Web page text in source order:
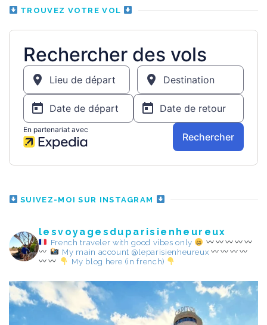
TROUVEZ VOTRE VOL
SUIVEZ-MOI SUR INSTAGRAM
lesvoyagesduparisienheureux
French traveler with good vibes only
My main account @leparisienheureux
My blog here (in french)